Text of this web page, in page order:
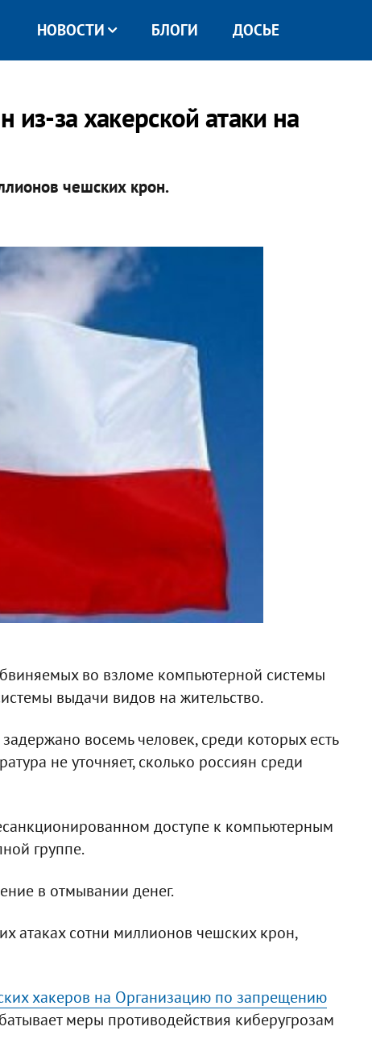
НОВОСТИ БЛОГИ ДОСЬЕ
за хакерской атаки на
чешских крон.
во взломе компьютерной системы
выдачи видов на жительство.
восемь человек, среди которых есть
не уточняет, сколько россиян среди
доступе к компьютерным
группе.
в отмывании денег.
атаках сотни миллионов чешских крон,
хакеров на Организацию по запрещению
меры противодействия киберугрозам